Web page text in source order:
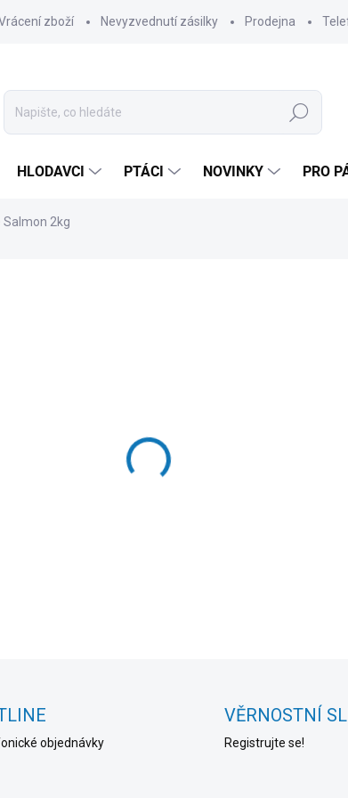
zboží Nevyzvednutí zásilky Prodejna
Hledat
HLODAVCI PTÁCI NOVINKY PRO
Salmon 2kg
objednávky
VĚRNOSTNÍ
Registrujte se!